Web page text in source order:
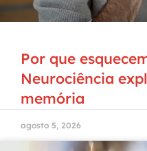
Por que
Neurociência
memória
agosto 5, 2026